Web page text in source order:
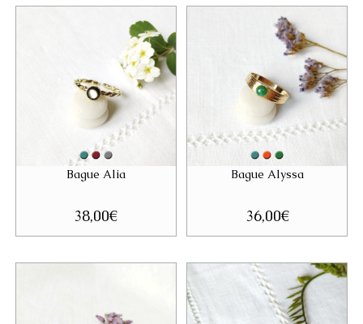
Bague Alia
38,00€
Bague Alyssa
36,00€